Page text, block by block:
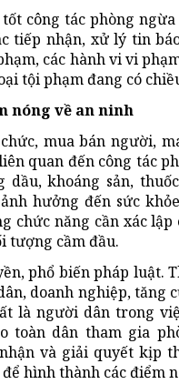
công tác phòng
tiếp nhận, xử lý tin
các hành vi vi
tội phạm đang có
nóng về an ninh
mua bán người,
quan đến công tác
dầu, khoáng sản,
hưởng đến sức
chức năng cần xác
tượng cầm đầu.
phổ biến pháp luật.
doanh nghiệp, tăng
là người dân trong
toàn dân tham gia
và giải quyết kịp
hình thành các điểm